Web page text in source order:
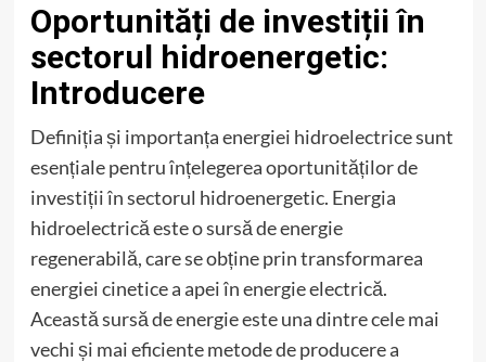
Oportunități de investiții în
sectorul hidroenergetic:
Introducere
Definiția și importanța energiei hidroelectrice sunt
esențiale pentru înțelegerea oportunităților de
investiții în sectorul hidroenergetic. Energia
hidroelectrică este o sursă de energie
regenerabilă, care se obține prin transformarea
energiei cinetice a apei în energie electrică.
Această sursă de energie este una dintre cele mai
vechi și mai eficiente metode de producere a